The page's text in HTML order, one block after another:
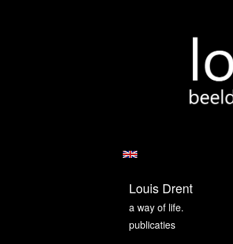
Louis Drent
a way of life.
publicaties